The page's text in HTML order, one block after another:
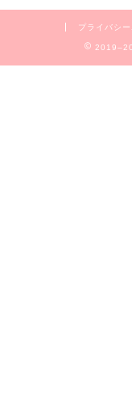
プライバシ